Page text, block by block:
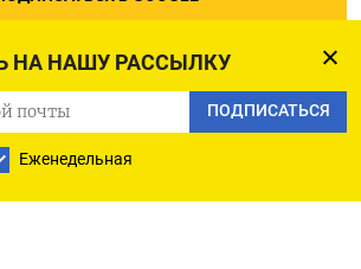
НА НАШУ РАССЫЛКУ
ПОДПИСАТЬСЯ
Еженедельная